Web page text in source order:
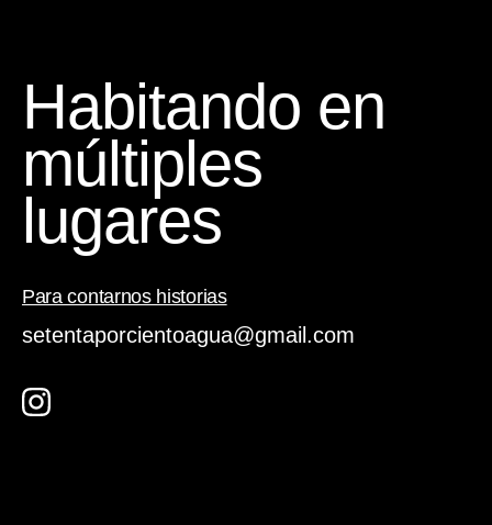
Habitando en
múltiples
lugares
Para contarnos historias
setentaporcientoagua@gmail.com